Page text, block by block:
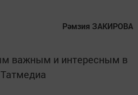
Рәмзия ЗАКИРОВА
важным и интересным в
Татмедиа